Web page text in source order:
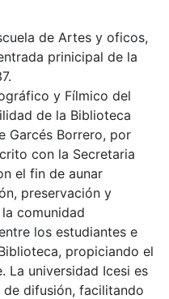
de Artes y oficos,
prinicipal de la
y Fílmico del
de la Biblioteca
Garcés Borrero, por
con la Secretaria
el fin de aunar
preservación y
comunidad
los estudiantes e
propiciando el
La universidad Icesi es
difusión, facilitando